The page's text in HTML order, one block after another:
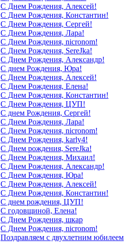
С Днем Рождения, Алексей!
С Днем Рождения, Константин!
С Днем Рождения, Сергей!
С Днем Рождения, Лара!
С Днем Рождения, nicronom!
С Днем Рождения, SereJka!
С Днем Рождения, Александр!
С днем Рождения, Юра!
С Днем Рождения, Алексей!
С Днем Рождения, Елена!
С Днем Рождения, Константин!
С Днем Рождения, ЦУП!
С днем Рождения, Сергей!
С Днем Рождения, Лара!
С Днем Рождения, nicronom!
С Днем Рождения, karly4!
С Днем рождения, SereJka!
С Днем Рождения, Михаил!
С Днем Рождения, Александр!
С Днем Рождения, Юра!
С Днем Рождения, Алексей!
С Днем Рождения, Константин!
С днем рождения, ЦУП!
С годовщиной, Елена!
С Днем Рождения, шкар
С Днем Рождения, nicronom!
Поздравляем с двухлетним юбилеем